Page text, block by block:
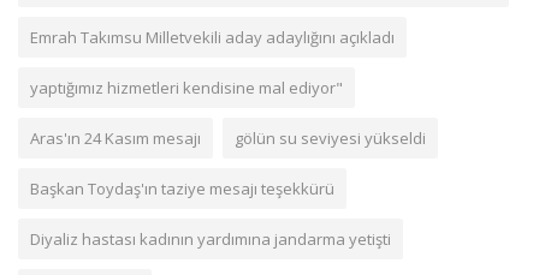
Emrah Takımsu Milletvekili aday adaylığını açıkladı
yaptığımız hizmetleri kendisine mal ediyor"
Aras'ın 24 Kasım mesajı gölün su seviyesi yükseldi
Başkan Toydaş'ın taziye mesajı teşekkürü
Diyaliz hastası kadının yardımına jandarma yetişti